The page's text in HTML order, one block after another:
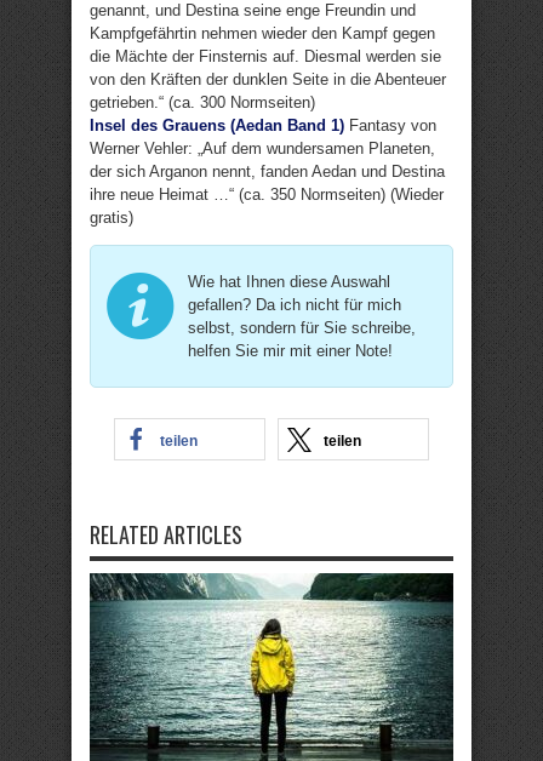
genannt, und Destina seine enge Freundin und
Kampfgefährtin nehmen wieder den Kampf gegen
die Mächte der Finsternis auf. Diesmal werden sie
von den Kräften der dunklen Seite in die Abenteuer
getrieben.“ (ca. 300 Normseiten)
Insel des Grauens (Aedan Band 1) Fantasy von
Werner Vehler: „Auf dem wundersamen Planeten,
der sich Arganon nennt, fanden Aedan und Destina
ihre neue Heimat …“ (ca. 350 Normseiten) (Wieder
gratis)
Wie hat Ihnen diese Auswahl
gefallen? Da ich nicht für mich
selbst, sondern für Sie schreibe,
helfen Sie mir mit einer Note!
teilen teilen
RELATED ARTICLES